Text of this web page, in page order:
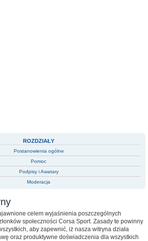
ROZDZIAŁY
Postanowienia ogólne
Pomoc
Podpisy i Awatary
Moderacja
celem wyjaśnienia poszczególnych
społeczności Corsa Sport. Zasady te powinny
aby zapewnić, iż nasza witryna działa
oraz produktywne doświadczenia dla wszystkich